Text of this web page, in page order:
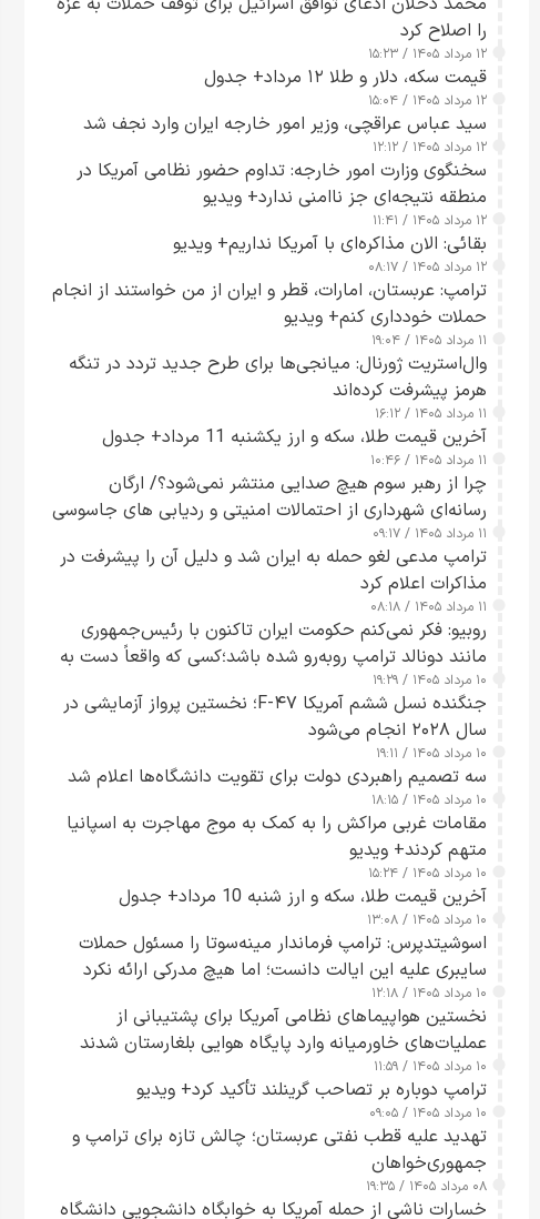
را اصلاح کرد
۱۲ مرداد ۱۴۰۵ / ۱۵:۲۳
قیمت سکه، دلار و طلا ۱۲ مرداد+ جدول
۱۲ مرداد ۱۴۰۵ / ۱۵:۰۴
سید عباس عراقچی، وزیر امور خارجه ایران وارد نجف شد
۱۲ مرداد ۱۴۰۵ / ۱۲:۱۲
سخنگوی وزارت امور خارجه: تداوم حضور نظامی آمریکا در
منطقه نتیجه‌ای جز ناامنی ندارد+ ویدیو
۱۲ مرداد ۱۴۰۵ / ۱۱:۴۱
بقائی: الان مذاکره‌ای با آمریکا نداریم+ ویدیو
۱۲ مرداد ۱۴۰۵ / ۰۸:۱۷
ترامپ: عربستان، امارات، قطر و ایران از من خواستند از انجام
حملات خودداری کنم+ ویدیو
۱۱ مرداد ۱۴۰۵ / ۱۹:۰۴
وال‌استریت ژورنال: میانجی‌ها برای طرح جدید تردد در تنگه
هرمز پیشرفت کرده‌اند
۱۱ مرداد ۱۴۰۵ / ۱۶:۱۲
آخرین قیمت طلا، سکه و ارز یکشنبه 11 مرداد+ جدول
۱۱ مرداد ۱۴۰۵ / ۱۰:۴۶
چرا از رهبر سوم هیچ صدایی منتشر نمی‌شود؟/ ارگان
رسانه‌ای شهرداری از احتمالات امنیتی و ردیابی های جاسوسی
گفت
۱۱ مرداد ۱۴۰۵ / ۰۹:۱۷
ترامپ مدعی لغو حمله به ایران شد و دلیل آن را پیشرفت در
مذاکرات اعلام کرد
۱۱ مرداد ۱۴۰۵ / ۰۸:۱۸
روبیو: فکر نمی‌کنم حکومت ایران تاکنون با رئیس‌جمهوری
مانند دونالد ترامپ روبه‌رو شده باشد؛کسی که واقعاً دست به
اقدام می‌زند
۱۰ مرداد ۱۴۰۵ / ۱۹:۲۹
جنگنده نسل ششم آمریکا F-۴۷؛ نخستین پرواز آزمایشی در
سال ۲۰۲۸ انجام می‌شود
۱۰ مرداد ۱۴۰۵ / ۱۹:۱۱
سه تصمیم راهبردی دولت برای تقویت دانشگاه‌ها اعلام شد
۱۰ مرداد ۱۴۰۵ / ۱۸:۱۵
مقامات غربی مراکش را به کمک به موج مهاجرت به اسپانیا
متهم کردند+ ویدیو
۱۰ مرداد ۱۴۰۵ / ۱۵:۲۴
آخرین قیمت طلا، سکه و ارز شنبه 10 مرداد+ جدول
۱۰ مرداد ۱۴۰۵ / ۱۳:۰۸
اسوشیتدپرس: ترامپ فرماندار مینه‌سوتا را مسئول حملات
سایبری علیه این ایالت دانست؛ اما هیچ مدرکی ارائه نکرد
۱۰ مرداد ۱۴۰۵ / ۱۲:۱۸
نخستین هواپیماهای نظامی آمریکا برای پشتیبانی از
عملیات‌های خاورمیانه وارد پایگاه هوایی بلغارستان شدند
۱۰ مرداد ۱۴۰۵ / ۱۱:۵۹
ترامپ دوباره بر تصاحب گرینلند تأکید کرد+ ویدیو
۱۰ مرداد ۱۴۰۵ / ۰۹:۰۵
تهدید علیه قطب نفتی عربستان؛ چالش تازه برای ترامپ و
جمهوری‌خواهان
۰۸ مرداد ۱۴۰۵ / ۱۹:۳۵
خسارات ناشی از حمله آمریکا به خوابگاه دانشجویی دانشگاه